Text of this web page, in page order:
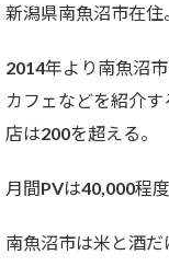
新潟県南魚沼市在住
2014年より南魚沼
カフェなどを紹介
店は200を超える。
月間PVは40,000程度
南魚沼市は米と酒だ